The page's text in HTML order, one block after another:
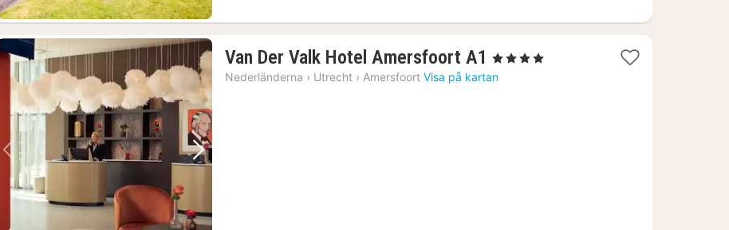
Föregående bild Nästa bild
Van Der Valk Hotel Amersfoort A1 1
natt
, 4 Stjärnor
Nederländerna › Utrecht › Amersfoort Visa på kartan